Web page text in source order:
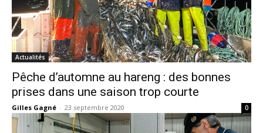
Actualités
Pêche d’automne au hareng : des bonnes
prises dans une saison trop courte
Gilles Gagné - 23 septembre 2020 0